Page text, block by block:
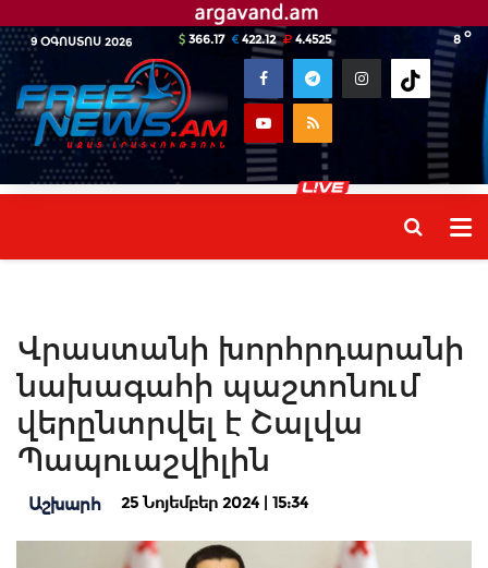
9 ՕԳՈՍՏՈՍ 2026 8 o
366.17 422.12 4.4525
Վրաստանի խորհրդարանի
նախագահի պաշտոնում
վերընտրվել է Շալվա
Պապուաշվիլին
Աշխարհ 25 Նոյեմբեր 2024 | 15:34